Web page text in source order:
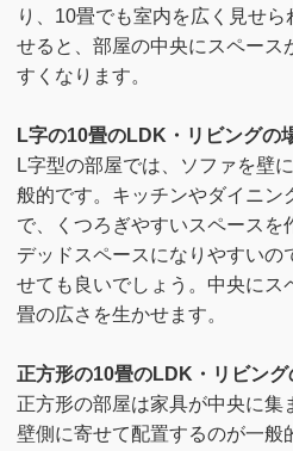
り、10畳でも室内を広く見せ
せると、部屋の中央にスペース
すくなります。
L字の10畳のLDK・リビングの
L字型の部屋では、ソファを壁
般的です。キッチンやダイニン
で、くつろぎやすいスペースを
デッドスペースになりやすいの
せても良いでしょう。中央にス
畳の広さを生かせます。
正方形の10畳のLDK・リビング
正方形の部屋は家具が中央に集
壁側に寄せて配置するのが一般